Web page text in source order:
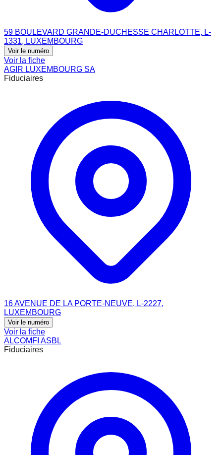
59 BOULEVARD GRANDE-DUCHESSE CHARLOTTE, L-
1331, LUXEMBOURG
Voir le numéro
Voir la fiche
AGIR LUXEMBOURG SA
Fiduciaires
16 AVENUE DE LA PORTE-NEUVE, L-2227,
LUXEMBOURG
Voir le numéro
Voir la fiche
ALCOMFI ASBL
Fiduciaires